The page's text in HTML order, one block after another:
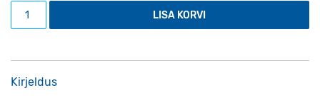
Eesti rahvusatlas kogus
LISA KORVI
Kirjeldus